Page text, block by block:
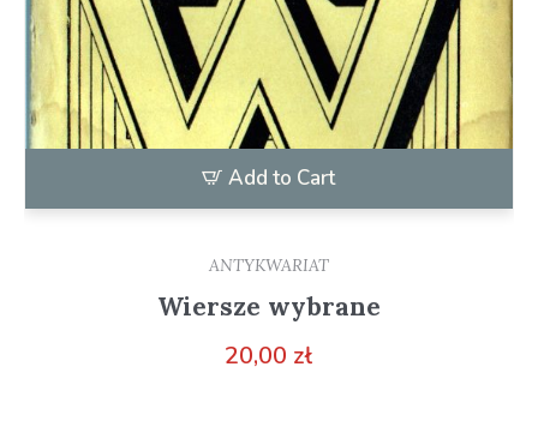
Add to Cart
ANTYKWARIAT
Wiersze wybrane
20,00 zł